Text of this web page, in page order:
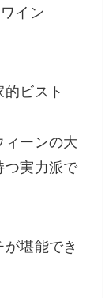
イン
的ビスト
ィーンの大
つ実力派で
堪能でき